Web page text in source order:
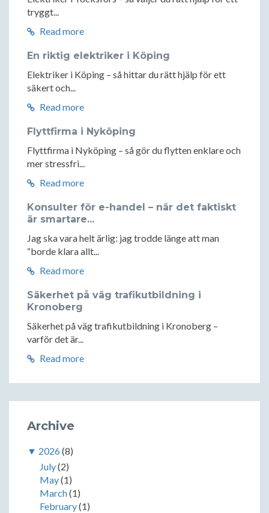
tryggt...
Read more
En riktig elektriker i Köping
Elektriker i Köping – så hittar du rätt hjälp för ett
säkert och...
Read more
Flyttfirma i Nyköping
Flyttfirma i Nyköping – så gör du flytten enklare och
mer stressfri...
Read more
Konsulter för e-handel – när det faktiskt
är smartare...
Jag ska vara helt ärlig: jag trodde länge att man
“borde klara allt...
Read more
Säkerhet på väg trafikutbildning i
Kronoberg
Säkerhet på väg trafikutbildning i Kronoberg –
varför det är...
Read more
Archive
▼ 2026(8)
July(2)
May(1)
March(1)
February(1)